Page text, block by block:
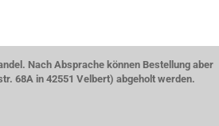
Nach Absprache können Bestellung aber
68A in 42551 Velbert) abgeholt werden.